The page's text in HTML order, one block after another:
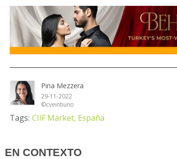
Pina Mezzera
29-11-2022
©cveintiuno
Tags: CIIF Market, España
EN CONTEXTO